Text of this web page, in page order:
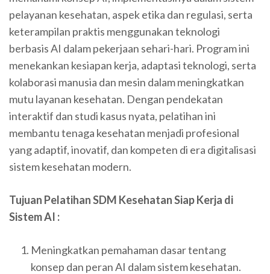
pelayanan kesehatan, aspek etika dan regulasi, serta
keterampilan praktis menggunakan teknologi
berbasis AI dalam pekerjaan sehari-hari. Program ini
menekankan kesiapan kerja, adaptasi teknologi, serta
kolaborasi manusia dan mesin dalam meningkatkan
mutu layanan kesehatan. Dengan pendekatan
interaktif dan studi kasus nyata, pelatihan ini
membantu tenaga kesehatan menjadi profesional
yang adaptif, inovatif, dan kompeten di era digitalisasi
sistem kesehatan modern.
Tujuan PelatihanSDM Kesehatan Siap Kerja di
Sistem AI :
Meningkatkan pemahaman dasar tentang
konsep dan peran AI dalam sistem kesehatan.